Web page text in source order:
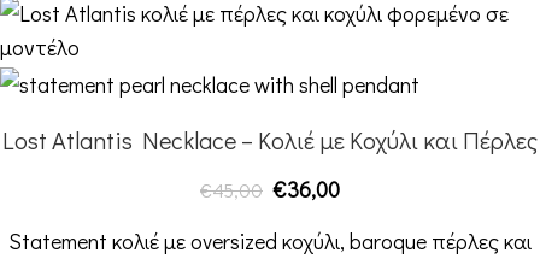
Lost Atlantis Necklace – Κολιέ με Κοχύλι και Πέρλες
€45,00 €36,00
Statement κολιέ με oversized κοχύλι, baroque πέρλες και